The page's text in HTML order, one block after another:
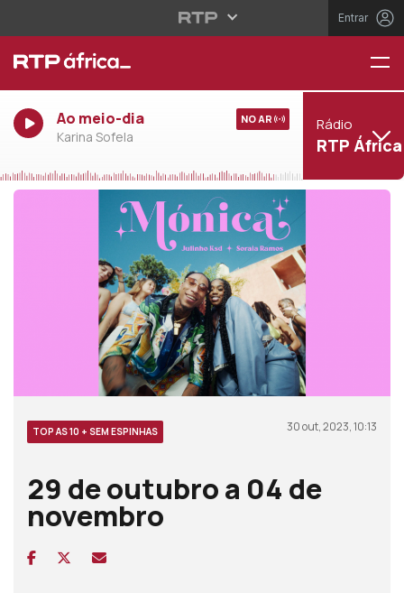
Entrar
Ao meio-dia
Karina Sofela
NO AR Rádio
RTP África
TOP AS 10 + SEM ESPINHAS 30 out, 2023, 10:13
29 de outubro a 04 de
novembro